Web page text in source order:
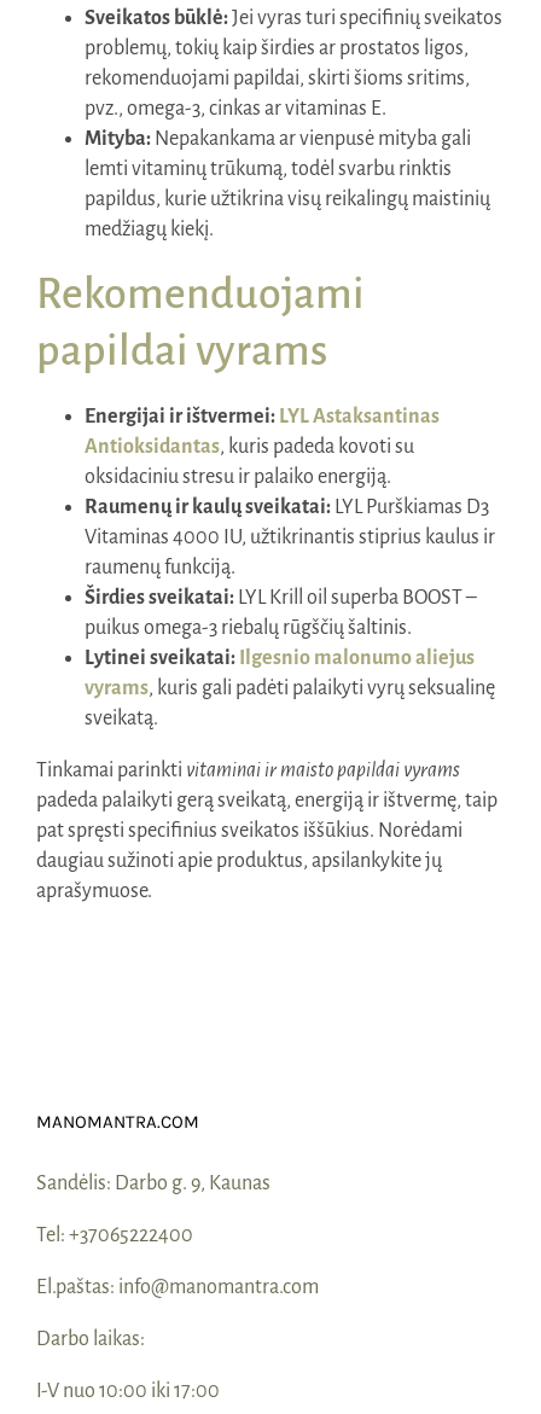
Sveikatos būklė:Jei vyras turi specifinių sveikatos
problemų, tokių kaip širdies ar prostatos ligos,
rekomenduojami papildai, skirti šioms sritims,
pvz., omega-3, cinkas ar vitaminas E.
Mityba:Nepakankama ar vienpusė mityba gali
lemti vitaminų trūkumą, todėl svarbu rinktis
papildus, kurie užtikrina visų reikalingų maistinių
medžiagų kiekį.
Rekomenduojami
papildai vyrams
Energijai ir ištvermei: LYL Astaksantinas
Antioksidantas, kuris padeda kovoti su
oksidaciniu stresu ir palaiko energiją.
Raumenų ir kaulų sveikatai:LYL Purškiamas D3
Vitaminas 4000 IU, užtikrinantis stiprius kaulus ir
raumenų funkciją.
Širdies sveikatai:LYL Krill oil superba BOOST –
puikus omega-3 riebalų rūgščių šaltinis.
Lytinei sveikatai:
Ilgesnio malonumo aliejus
vyrams, kuris gali padėti palaikyti vyrų seksualinę
sveikatą.
Tinkamai parinkti vitaminai ir maisto papildai vyrams
padeda palaikyti gerą sveikatą, energiją ir ištvermę, taip
pat spręsti specifinius sveikatos iššūkius. Norėdami
daugiau sužinoti apie produktus, apsilankykite jų
aprašymuose.
MANOMANTRA.COM
Sandėlis: Darbo g. 9, Kaunas
Tel: +37065222400
El.paštas: info@manomantra.com
Darbo laikas:
I-V nuo 10:00 iki 17:00